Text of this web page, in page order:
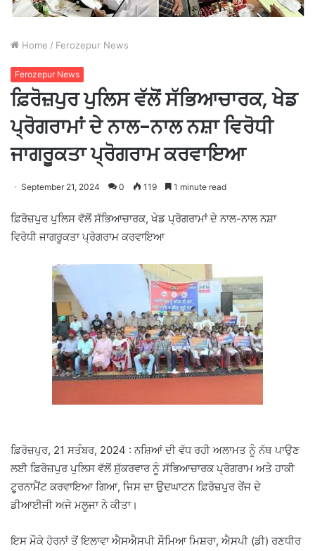
Home / Ferozepur News
Ferozepur News
ਫ਼ਿਰੋਜ਼ਪੁਰ ਪੁਲਿਸ ਵੱਲੋਂ ਸੱਭਿਆਚਾਰਕ, ਖੇਡ
ਪ੍ਰੋਗਰਾਮਾਂ ਦੇ ਨਾਲ-ਨਾਲ ਨਸ਼ਾ ਵਿਰੋਧੀ
ਜਾਗਰੂਕਤਾ ਪ੍ਰੋਗਰਾਮ ਕਰਵਾਇਆ
September 21, 2024 0 119 1 minute read
ਫ਼ਿਰੋਜ਼ਪੁਰ ਪੁਲਿਸ ਵੱਲੋਂ ਸੱਭਿਆਚਾਰਕ, ਖੇਡ ਪ੍ਰੋਗਰਾਮਾਂ ਦੇ ਨਾਲ-ਨਾਲ ਨਸ਼ਾ
ਵਿਰੋਧੀ ਜਾਗਰੂਕਤਾ ਪ੍ਰੋਗਰਾਮ ਕਰਵਾਇਆ
ਫ਼ਿਰੋਜ਼ਪੁਰ, 21 ਸਤੰਬਰ, 2024 : ਨਸ਼ਿਆਂ ਦੀ ਵੱਧ ਰਹੀ ਅਲਾਮਤ ਨੂੰ ਨੱਥ ਪਾਉਣ
ਲਈ ਫ਼ਿਰੋਜ਼ਪੁਰ ਪੁਲਿਸ ਵੱਲੋਂ ਸ਼ੁੱਕਰਵਾਰ ਨੂੰ ਸੱਭਿਆਚਾਰਕ ਪ੍ਰੋਗਰਾਮ ਅਤੇ ਹਾਕੀ
ਟੂਰਨਾਮੈਂਟ ਕਰਵਾਇਆ ਗਿਆ, ਜਿਸ ਦਾ ਉਦਘਾਟਨ ਫ਼ਿਰੋਜ਼ਪੁਰ ਰੇਂਜ ਦੇ
ਡੀਆਈਜੀ ਅਜੇ ਮਲੂਜਾ ਨੇ ਕੀਤਾ।
ਇਸ ਮੌਕੇ ਹੋਰਨਾਂ ਤੋਂ ਇਲਾਵਾ ਐਸਐਸਪੀ ਸੌਮਿਆ ਮਿਸ਼ਰਾ, ਐਸਪੀ (ਡੀ) ਰਣਧੀਰ